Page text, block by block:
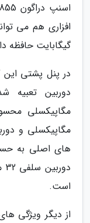
گیگابایت حافظه
در پنل پشتی
های اصلی به
است.